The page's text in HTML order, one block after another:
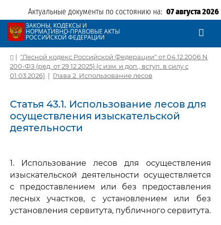
Актуальные документы по состоянию на: 07 августа 2026
ЗАКОНЫ, КОДЕКСЫ И
НОРМАТИВНО-ПРАВОВЫЕ АКТЫ
РОССИЙСКОЙ ФЕДЕРАЦИИ
| "Лесной кодекс Российской Федерации" от 04.12.2006 N
200-ФЗ (ред. от 29.12.2025) (с изм. и доп., вступ. в силу с
01.03.2026) | Глава 2. Использование лесов
Статья 43.1. Использование лесов для
осуществления изыскательской
деятельности
1. Использование лесов для осуществления
изыскательской деятельности осуществляется
с предоставлением или без предоставления
лесных участков, с установлением или без
установления сервитута, публичного сервитута.